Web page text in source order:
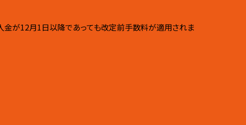
金が12月1日以降であっても改定前手数料が適用されま